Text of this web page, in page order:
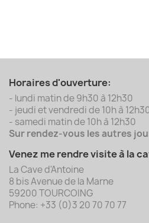
Horaires d'ouverture:
- lundi matin de 9h30 à 12h30
- jeudi et vendredi de 10h à
- samedi matin de 10h à 12h30
Sur rendez-vous les autres
Venez me rendre visite à la
La Cave d'Antoine
8 bis Avenue de la Marne
59200 TOURCOING
Phone: +33 (0)3 20 70 70 77